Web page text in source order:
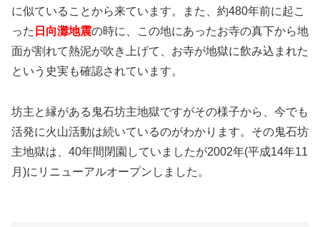
に似ていることから来ています。また、約480年前に起こ
った 日向灘地震の時に、この地にあったお寺の真下から地
面が割れて熱泥が吹き上げて、お寺が地獄に飲み込まれた
という史実も確認されています。
坊主と縁がある鬼石坊主地獄ですがその様子から、今でも
活発に火山活動は続いているのがわかります。その鬼石坊
主地獄は、40年間閉園していましたが2002年(平成14年11
月)にリニューアルオープンしました。